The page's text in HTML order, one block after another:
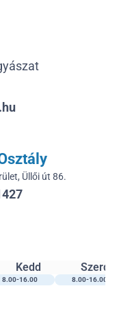
Üllői út 86.
Kedd
Szerda
8.00-16.00 8.00-16.00